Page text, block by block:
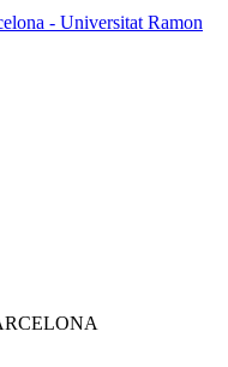
- Universitat Ramon